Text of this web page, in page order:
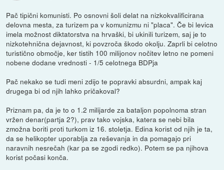
Pač tipični komunisti. Po osnovni šoli delat na nizkokvalificirana
delovna mesta, za turizem pa v komunizmu ni "placa". Če bi levica
imela možnost diktatorstva na hrvaški, bi ukinili turizem, saj je to
nizkotehnična dejavnost, ki povzroča škodo okolju. Zaprli bi celotno
turistično območje, ker tistih 100 milijonov nočitev letno ne pomeni
nobene dodane vrednosti - 1/5 celotnega BDPja
Pač nekako se tudi meni zdijo te popravki absurdni, ampak kaj
drugega bi od njih lahko pričakoval?
Priznam pa, da je to o 1.2 milijarde za bataljon popolnoma stran
vržen denar(partja 2?), prav tako vojska, katera se nebi bila
zmožna boriti proti turkom iz 16. stoletja. Edina korist od njih je ta,
da se helikopter uporablja za reševanja in da pomagajo pri
naravnih nesrečah (kar pa se zgodi redko). Potem se pa njihova
korist počasi konča.